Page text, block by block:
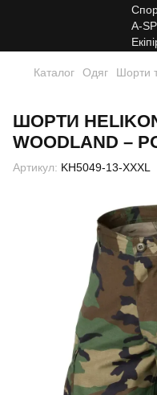
Каталог Одяг Шорти
ШОРТИ
WOODLAND –
Артикул: KH5049-13-XXXL